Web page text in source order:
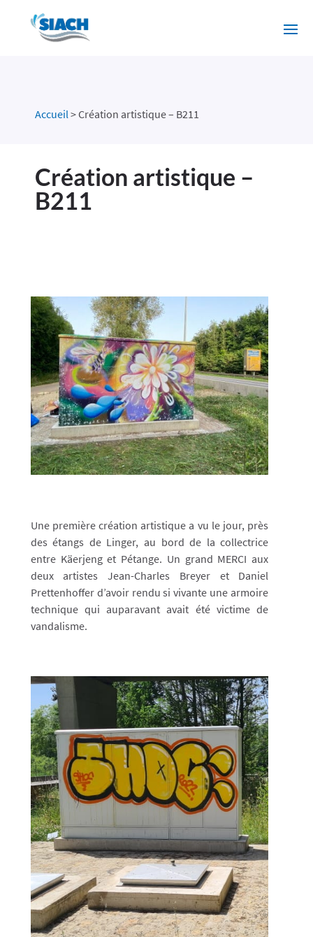
Accueil>Création artistique – B211
Création artistique –
B211
Une première création artistique a vu le jour, près
des étangs de Linger, au bord de la collectrice
entre Käerjeng et Pétange. Un grand MERCI aux
deux artistes Jean-Charles Breyer et Daniel
Prettenhoffer d’avoir rendu si vivante une armoire
technique qui auparavant avait été victime de
vandalisme.